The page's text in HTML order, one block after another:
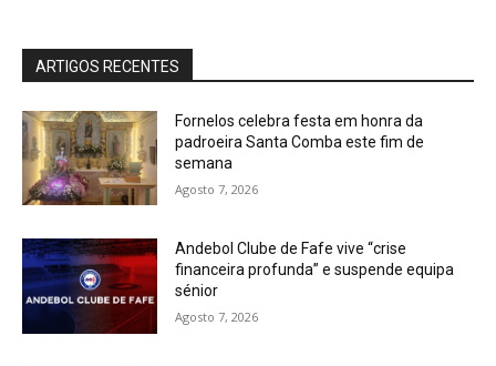
ARTIGOS RECENTES
Fornelos celebra festa em honra da
padroeira Santa Comba este fim de
semana
Agosto 7, 2026
Andebol Clube de Fafe vive “crise
financeira profunda” e suspende equipa
sénior
Agosto 7, 2026